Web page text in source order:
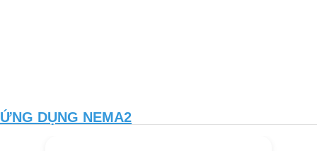
ỨNG DỤNG NEMA2